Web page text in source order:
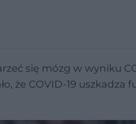
się mózg w wyniku
że COVID-19 uszkadza